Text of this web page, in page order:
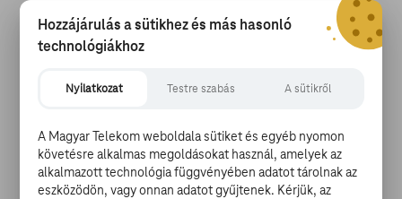
vártunk a Sabrinától ilyen minőségi megjelenést, de ha
már így alakult, akkor el is kezdett minket érdekelni a
dolog.
the beginning of something wicked.
— Chilling Adventures of Sabrina (@sabrinanetflix)
2018. október 24.
Hozzájárulás a sütikhez és más hasonló
technológiákhoz
Nyilatkozat Testre szabás A sütikről
A Magyar Telekom weboldala sütiket és egyéb nyomon
követésre alkalmas megoldásokat használ, amelyek az
alkalmazott technológia függvényében adatot tárolnak az
eszközödön, vagy onnan adatot gyűjtenek. Kérjük, az